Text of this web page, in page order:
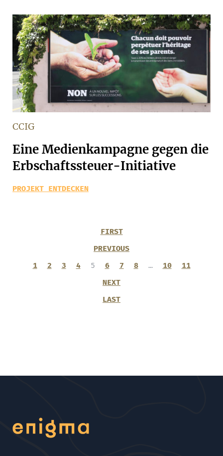
CCIG
Eine Medienkampagne gegen die
Erbschaftssteuer-Initiative
PROJEKT ENTDECKEN
FIRST
PREVIOUS
1
2 3 4 5 6 7 8 … 10
11
NEXT
LAST